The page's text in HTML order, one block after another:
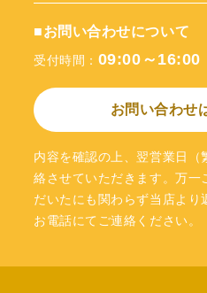
■お問い合わせについて
受付時間： 09:00～16:00
お問い合わせ
内容を確認の上、翌営業日（
絡させていただきます。万一
だいたにも関わらず当店より
お電話にてご連絡ください。